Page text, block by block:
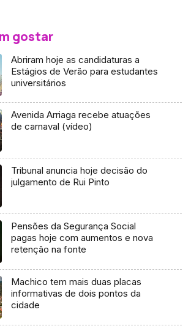
gostar
Abriram hoje as candidaturas a
Estágios de Verão para estudantes
universitários
Avenida Arriaga recebe atuações
de carnaval (vídeo)
Tribunal anuncia hoje decisão do
julgamento de Rui Pinto
Pensões da Segurança Social
pagas hoje com aumentos e nova
retenção na fonte
Machico tem mais duas placas
informativas de dois pontos da
cidade